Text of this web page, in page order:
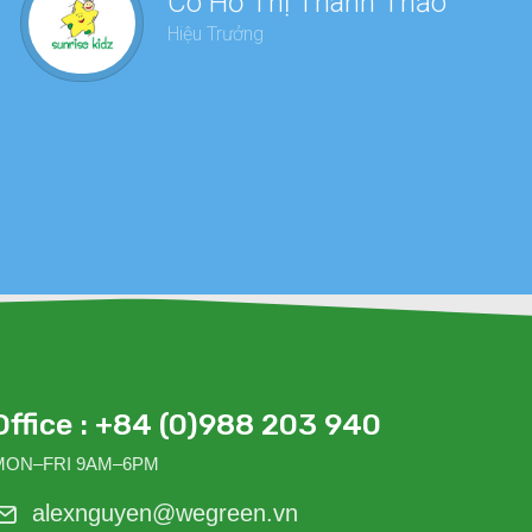
Hiệu Trưởng
: +84 (0)988 203 940
9AM–6PM
alexnguyen@wegreen.vn